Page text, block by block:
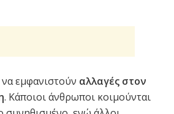
εμφανιστούν αλλαγές στον
. Κάποιοι άνθρωποι κοιμούνται